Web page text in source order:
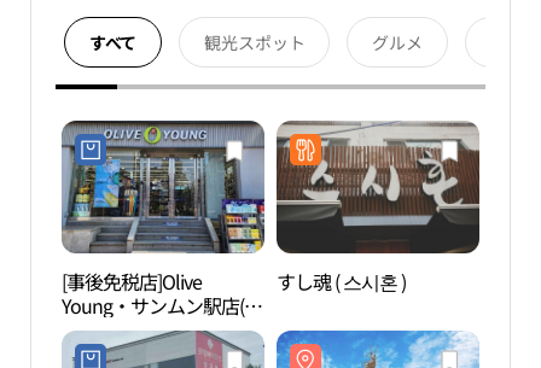
すべて 観光スポット グルメ
[事後免税店]Olive
Young・サンムン駅店(올
리브영 쌍문역점)
すし魂 ( 스시혼 )